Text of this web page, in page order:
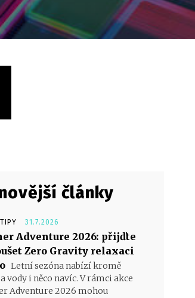
články
31.7.2026
Adventure 2026: přijďte
Zero Gravity relaxaci
Letní sezóna nabízí kromě
vody i něco navíc. V rámci akce
Adventure 2026 mohou